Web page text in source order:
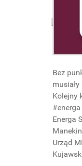
Bez
Kolejny
Energa
Urząd